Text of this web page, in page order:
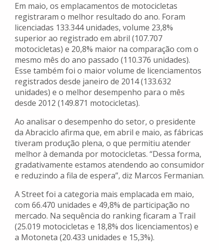
Em maio, os emplacamentos de motocicletas
registraram o melhor resultado do ano. Foram
licenciadas 133.344 unidades, volume 23,8%
superior ao registrado em abril (107.707
motocicletas) e 20,8% maior na comparação com o
mesmo mês do ano passado (110.376 unidades).
Esse também foi o maior volume de licenciamentos
registrados desde janeiro de 2014 (133.632
unidades) e o melhor desempenho para o mês
desde 2012 (149.871 motocicletas).
Ao analisar o desempenho do setor, o presidente
da Abraciclo afirma que, em abril e maio, as fábricas
tiveram produção plena, o que permitiu atender
melhor à demanda por motocicletas. “Dessa forma,
gradativamente estamos atendendo ao consumidor
e reduzindo a fila de espera”, diz Marcos Fermanian.
A Street foi a categoria mais emplacada em maio,
com 66.470 unidades e 49,8% de participação no
mercado. Na sequência do ranking ficaram a Trail
(25.019 motocicletas e 18,8% dos licenciamentos) e
a Motoneta (20.433 unidades e 15,3%).